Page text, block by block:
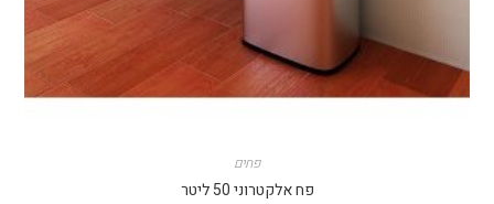
פחים
פח אלקטרוני 50 ליטר